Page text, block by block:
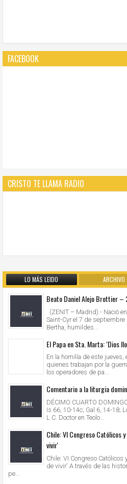
FACEBOOK
CRISTO TE LLAMA RADIO
LO MÁS LEIDO ARCHIVO
Beato Daniel Alejo Brottier
(ZENIT – Madrid).- Nació
Saint-Cyr el 7 de
Bertha, humildes...
El Papa en Sta. Marta: ‘Dios
En la homilía de este jueves,
quienes trabajan por la
los operadores de pa...
Comentario a la liturgia
DÉCIMO CUARTO
Is 66, 10-14c; Gal 6, 14-18;
L.C. Doctor en Teolo...
Chile: VI Congreso Católicos
vivir'
Chile: VI Congreso
de vivir' A través de las
pe...